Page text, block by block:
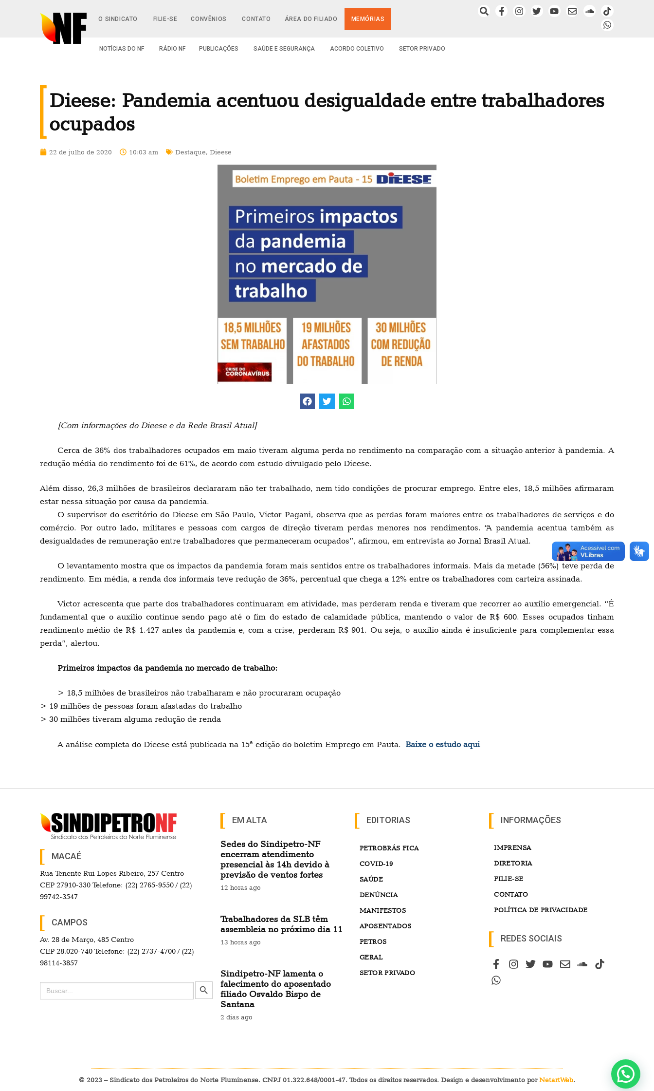
O SINDICATO FILIE-SE CONVÊNIOS CONTATO ÁREA DO FILIADO MEMÓRIAS
NOTÍCIAS DO NF RÁDIO NF PUBLICAÇÕES SAÚDE E SEGURANÇA ACORDO COLETIVO SETOR PRIVADO
Dieese: Pandemia acentuou desigualdade entre trabalhadores
ocupados
22 de julho de 2020 10:03 am Destaque, Dieese
[Com informações do Dieese e da Rede Brasil Atual]
Cerca de 36% dos trabalhadores ocupados em maio tiveram alguma perda no rendimento na comparação com a situação anterior à pandemia. A
redução média do rendimento foi de 61%, de acordo com estudo divulgado pelo Dieese.
Além disso, 26,3 milhões de brasileiros declararam não ter trabalhado, nem tido condições de procurar emprego. Entre eles, 18,5 milhões afirmaram
estar nessa situação por causa da pandemia.
O supervisor do escritório do Dieese em São Paulo, Victor Pagani, observa que as perdas foram maiores entre os trabalhadores de serviços e do
comércio. Por outro lado, militares e pessoas com cargos de direção tiveram perdas menores nos rendimentos. “A pandemia acentua também as
desigualdades de remuneração entre trabalhadores que permaneceram ocupados”, afirmou, em entrevista ao Jornal Brasil Atual.
O levantamento mostra que os impactos da pandemia foram mais sentidos entre os trabalhadores informais. Mais da metade (56%) teve perda de
rendimento. Em média, a renda dos informais teve redução de 36%, percentual que chega a 12% entre os trabalhadores com carteira assinada.
Victor acrescenta que parte dos trabalhadores continuaram em atividade, mas perderam renda e tiveram que recorrer ao auxílio emergencial. “É
fundamental que o auxílio continue sendo pago até o fim do estado de calamidade pública, mantendo o valor de R$ 600. Esses ocupados tinham
rendimento médio de R$ 1.427 antes da pandemia e, com a crise, perderam R$ 901. Ou seja, o auxílio ainda é insuficiente para complementar essa
perda”, alertou.
Primeiros impactos da pandemia no mercado de trabalho:
> 18,5 milhões de brasileiros não trabalharam e não procuraram ocupação
> 19 milhões de pessoas foram afastadas do trabalho
> 30 milhões tiveram alguma redução de renda
A análise completa do Dieese está publicada na 15ª edição do boletim Emprego em Pauta. Baixe o estudo aqui
MACAÉ
Rua Tenente Rui Lopes Ribeiro, 257 Centro
CEP 27910-330 Telefone: (22) 2765-9550 / (22)
99742-3547
CAMPOS
Av. 28 de Março, 485 Centro
CEP 28.020-740 Telefone: (22) 2737-4700 / (22)
98114-3857
Search
for:
Search Button
EM ALTA
Sedes do Sindipetro-NF
encerram atendimento
presencial às 14h devido à
previsão de ventos fortes
12 horas ago
Trabalhadores da SLB têm
assembleia no próximo dia 11
13 horas ago
Sindipetro-NF lamenta o
falecimento do aposentado
filiado Osvaldo Bispo de
Santana
2 dias ago
EDITORIAS
PETROBRÁS FICA
COVID-19
SAÚDE
DENÚNCIA
MANIFESTOS
APOSENTADOS
PETROS
GERAL
SETOR PRIVADO
INFORMAÇÕES
IMPRENSA
DIRETORIA
FILIE-SE
CONTATO
POLÍTICA DE PRIVACIDADE
REDES SOCIAIS
© 2023 – Sindicato dos Petroleiros do Norte Fluminense. CNPJ 01.322.648/0001-47. Todos os direitos reservados. Design e desenvolvimento porNetartWeb.